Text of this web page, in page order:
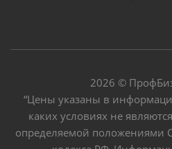
2026 ©
“Цены указаны в
каких условиях не
определяемой положениями